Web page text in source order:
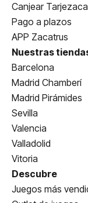
Canjear Tarjezaca
Pago a plazos
APP Zacatrus
Nuestras
Barcelona
Madrid Chamberí
Madrid Pirámides
Sevilla
Valencia
Valladolid
Vitoria
Descubre
Juegos más